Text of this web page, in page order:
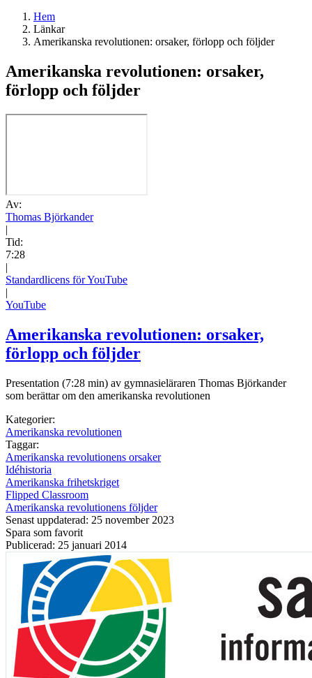
Hem
Länkar
Amerikanska revolutionen: orsaker, förlopp och följder
Amerikanska revolutionen: orsaker,
förlopp och följder
Av:
Thomas Björkander
|
Tid:
7:28
|
Standardlicens för YouTube
|
YouTube
Amerikanska revolutionen: orsaker,
förlopp och följder
Presentation (7:28 min) av gymnasieläraren Thomas Björkander
som berättar om den amerikanska revolutionen
Kategorier:
Amerikanska revolutionen
Taggar:
Amerikanska revolutionens orsaker
Idéhistoria
Amerikanska frihetskriget
Flipped Classroom
Amerikanska revolutionens följder
Senast uppdaterad: 25 november 2023
Spara som favorit
Publicerad: 25 januari 2014